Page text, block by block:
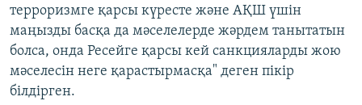
терроризмге қарсы күресте және АҚШ үшін
маңызды басқа да мәселелерде жәрдем танытатын
болса, онда Ресейге қарсы кей санкцияларды жою
мәселесін неге қарастырмасқа" деген пікір
білдірген.